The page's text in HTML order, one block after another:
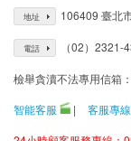
地址 106409 臺北
電話 （02）
檢舉貪瀆不法專用信箱
智能客服
| 客服專